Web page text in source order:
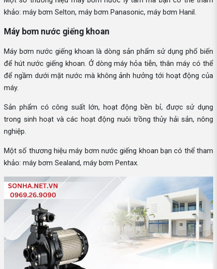
khảo: máy bơm Selton, máy bơm Panasonic, máy bơm Hanil.
Máy bơm nước giếng khoan
Máy bơm nước giếng khoan là dòng sản phẩm sử dụng phổ biến
để hút nước giếng khoan. Ở dòng máy hỏa tiễn, thân máy có thể
để ngầm dưới mặt nước mà không ảnh hưởng tới hoạt động của
máy.
Sản phẩm có công suất lớn, hoạt động bền bỉ, được sử dụng
trong sinh hoạt và các hoạt động nuôi trồng thủy hải sản, nông
nghiệp.
Một số thương hiệu máy bơm nước giếng khoan bạn có thể tham
khảo: máy bơm Sealand, máy bơm Pentax.